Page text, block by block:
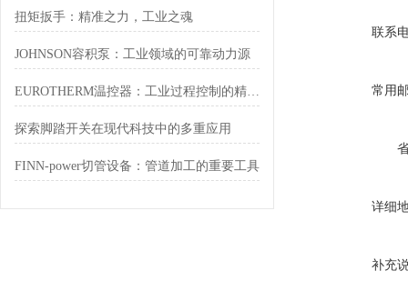
扭矩扳手：精准之力，工业之魂
JOHNSON容积泵：工业领域的可靠动力源
EUROTHERM温控器：工业过程控制的精密温控仪表
探索脚踏开关在现代科技中的多重应用
FINN-power切管设备：管道加工的重要工具
联系
常用
详细
补充